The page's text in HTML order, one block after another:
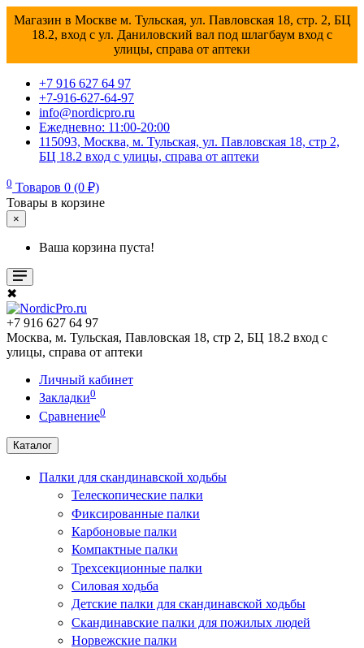
Магазин в Москве м. Тульская, ул. Павловская 18, стр. 2, БЦ
18.2, вход с ул. Даниловский вал под шлагбаум вход с
улицы, справа от аптеки
+7 916 627 64 97
+7-916-627-64-97
info@nordicpro.ru
Ежедневно: 11:00-20:00
115093, Москва, м. Тульская, ул. Павловская 18, стр 2,
БЦ 18.2 вход с улицы, справа от аптеки
0 Товаров 0 (0 ₽)
Товары в корзине
×
Ваша корзина пуста!
✖
+7 916 627 64 97
Москва, м. Тульская, Павловская 18, стр 2, БЦ 18.2 вход с
улицы, справа от аптеки
Личный кабинет
Закладки0
Сравнение0
Каталог
Палки для скандинавской ходьбы
Телескопические палки
Фиксированные палки
Карбоновые палки
Компактные палки
Трехсекционные палки
Силовая ходьба
Детские палки для скандинавской ходьбы
Скандинавские палки для пожилых людей
Норвежские палки